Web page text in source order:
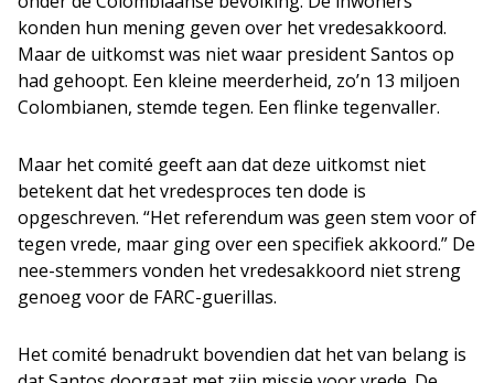
konden hun mening geven over het vredesakkoord.
Maar de uitkomst was niet waar president Santos op
had gehoopt. Een kleine meerderheid, zo’n 13 miljoen
Colombianen, stemde tegen. Een flinke tegenvaller.
Maar het comité geeft aan dat deze uitkomst niet
betekent dat het vredesproces ten dode is
opgeschreven. “Het referendum was geen stem voor of
tegen vrede, maar ging over een specifiek akkoord.” De
nee-stemmers vonden het vredesakkoord niet streng
genoeg voor de FARC-guerillas.
Het comité benadrukt bovendien dat het van belang is